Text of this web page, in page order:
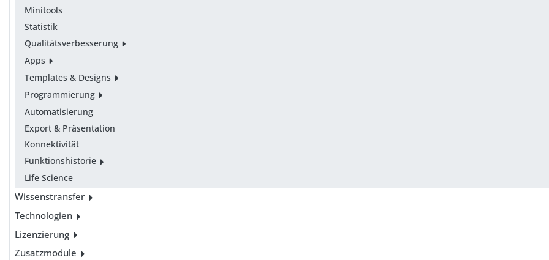
Minitools
Statistik
Qualitätsverbesserung
Apps
Templates & Designs
Programmierung
Automatisierung
Export & Präsentation
Konnektivität
Funktionshistorie
Life Science
Wissenstransfer
Technologien
Lizenzierung
Zusatzmodule